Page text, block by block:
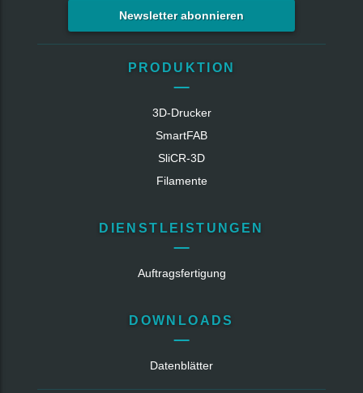
Newsletter abonnieren
PRODUKTION
3D-Drucker
SmartFAB
SliCR‑3D
Filamente
DIENSTLEISTUNGEN
Auftragsfertigung
DOWNLOADS
Datenblätter